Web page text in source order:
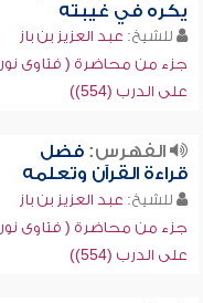
يكره في غيبته
للشيخ: عبد العزيز بن باز
جزء من محاضرة ( فتاوى نور
على الدرب (554))
الفهرس:فضل
قراءة القرآن وتعلمه
للشيخ: عبد العزيز بن باز
جزء من محاضرة ( فتاوى نور
على الدرب (554))